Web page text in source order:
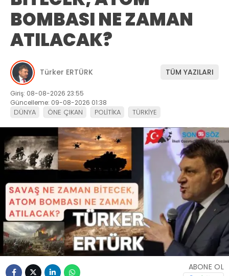
BOMBASI NE ZAMAN
ATILACAK?
Türker ERTÜRK TÜM YAZILARI
Giriş: 08-08-2026 23:55
Güncelleme: 09-08-2026 01:38
DÜNYA ÖNE ÇIKAN POLİTİKA TÜRKİYE
ABONE OL